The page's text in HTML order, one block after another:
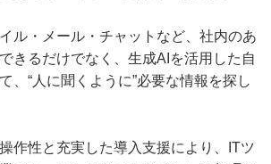
ル・メール・チャットなど、社内のあ
きるだけでなく、生成AIを活用した自
、“人に聞くように”必要な情報を探し
作性と充実した導入支援により、ITツ